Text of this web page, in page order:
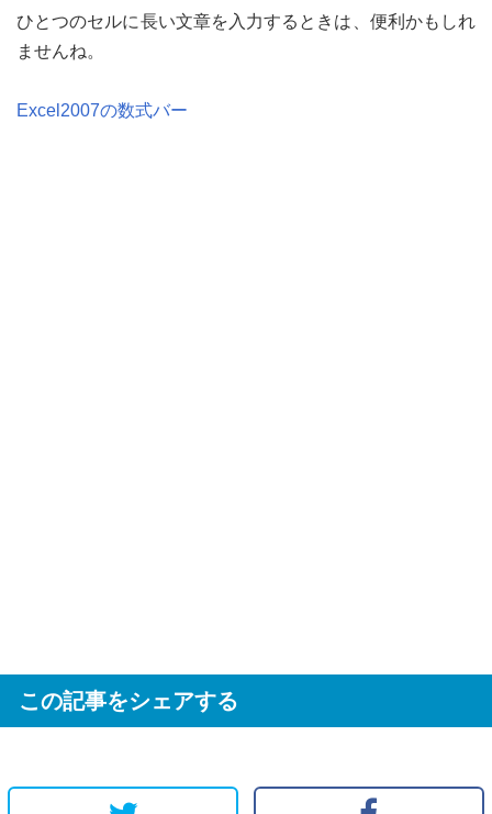
ひとつのセルに長い文章を入力するときは、便利かもしれ
ませんね。
Excel2007の数式バー
この記事をシェアする